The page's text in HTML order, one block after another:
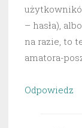
– hasła),
na razie, to
amatora-
Odpowiedz